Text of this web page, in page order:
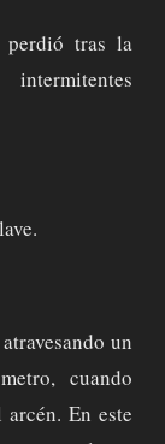
perdió tras la
un
cuando
En este